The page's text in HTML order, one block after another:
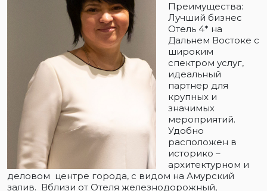
Преимущества:
Лучший бизнес
Отель 4* на
Дальнем Востоке с
широким
спектром услуг,
идеальный
партнер для
крупных и
значимых
мероприятий.
Удобно
расположен в
историко –
архитектурном и
деловом центре города, с видом на Амурский
залив. Вблизи от Отеля железнодорожный,